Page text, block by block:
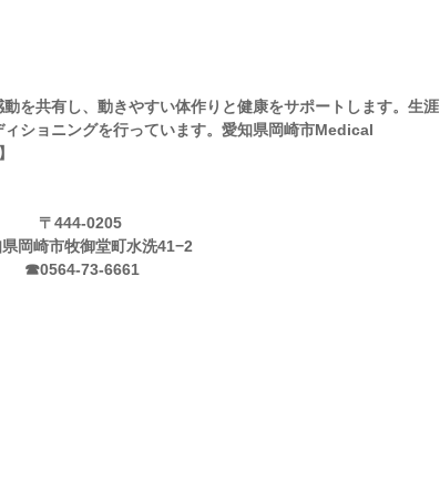
動を共有し、動きやすい体作りと健康をサポートします。生涯
ショニングを行っています。愛知県岡崎市Medical
〒444-0205
岡崎市牧御堂町水洗41−2
☎0564-73-6661